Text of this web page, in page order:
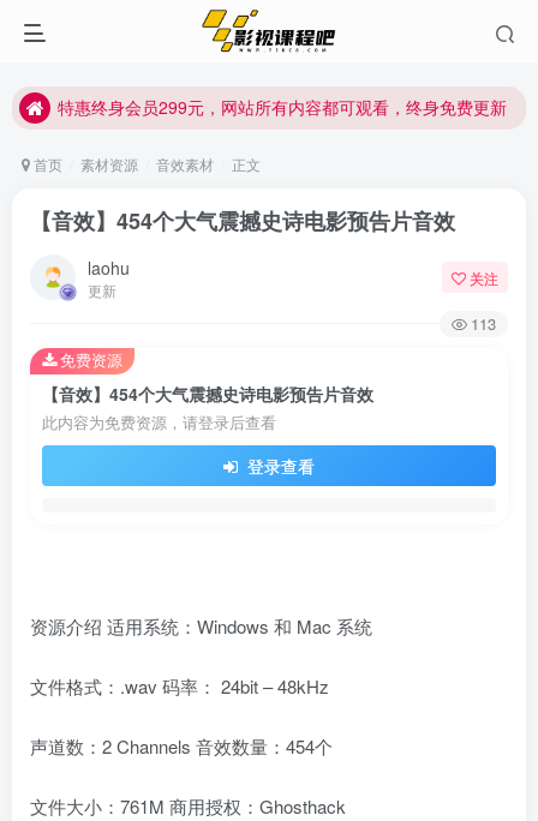
特惠终身会员299元，网站所有内容都可观看，终身免费更新
特惠终身会员299元，网站所有内容都可观看，终身免费更新
首页 素材资源 音效素材 正文
【音效】454个大气震撼史诗电影预告片音效
laohu
更新
关注
113
【音效】454个大气震撼史诗电影预告片音效
此内容为免费资源，请登录后查看
登录查看
免费资源
资源介绍 适用系统：Windows 和 Mac 系统
文件格式：.wav 码率： 24bit – 48kHz
声道数：2 Channels 音效数量：454个
文件大小：761M 商用授权：Ghosthack